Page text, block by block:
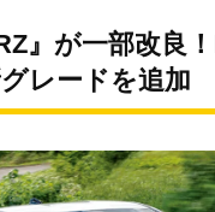
』が一部改良
レードを追加